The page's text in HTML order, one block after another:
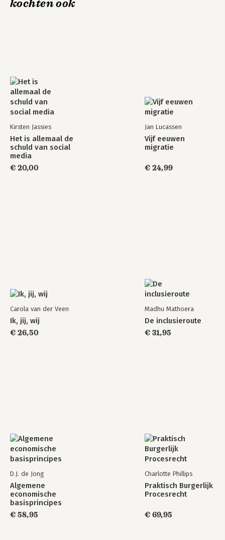
kochten ook
Kirsten Jassies
Het is allemaal de
schuld van social
media
€ 20,00
Jan Lucassen
Vijf eeuwen
migratie
€ 24,99
Carola van der Veen
Ik, jij, wij
€ 26,50
Madhu Mathoera
De inclusieroute
€ 31,95
D.J. de Jong
Algemene
economische
basisprincipes
€ 58,95
Charlotte Phillips
Praktisch Burgerlijk
Procesrecht
€ 69,95